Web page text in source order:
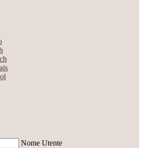
Nome Utente